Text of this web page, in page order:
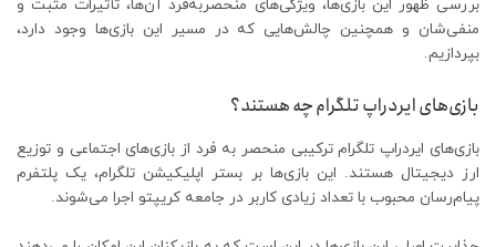
بررسی ظهور این بازی‌ها، ویژگی‌های منحصربه‌فرد آن‌ها، تأثیرات مثبت و
منفی‌شان و همچنین چالش‌هایی که در مسیر این بازی‌ها وجود دارد،
بپردازیم.
بازی‌های ایردراپ تلگرام چه هستند؟
بازی‌های ایردراپ تلگرام ترکیبی منحصر به فرد از بازی‌های اجتماعی و توزیع
ارز دیجیتال هستند. این بازی‌ها بر بستر اپلیکیشن تلگرام، یک پلتفرم
پیام‌رسان محبوب با تعداد زیادی کاربر در جامعه کریپتو اجرا می‌شوند.